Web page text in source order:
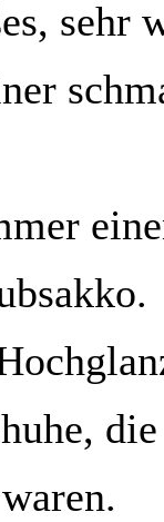
sehr